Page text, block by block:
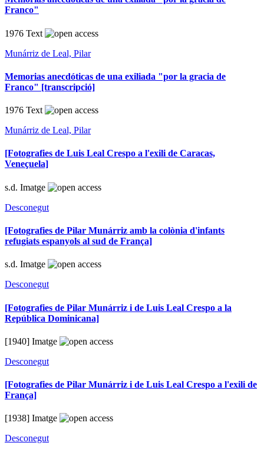
Franco"
1976 Text
Munárriz de Leal, Pilar
Memorias anecdóticas de una exiliada "por la gracia de
Franco" [transcripció]
1976 Text
Munárriz de Leal, Pilar
[Fotografies de Luis Leal Crespo a l'exili de Caracas,
Veneçuela]
s.d. Imatge
Desconegut
[Fotografies de Pilar Munárriz amb la colònia d'infants
refugiats espanyols al sud de França]
s.d. Imatge
Desconegut
[Fotografies de Pilar Munárriz i de Luis Leal Crespo a la
República Dominicana]
[1940] Imatge
Desconegut
[Fotografies de Pilar Munárriz i de Luis Leal Crespo a l'exili de
França]
[1938] Imatge
Desconegut